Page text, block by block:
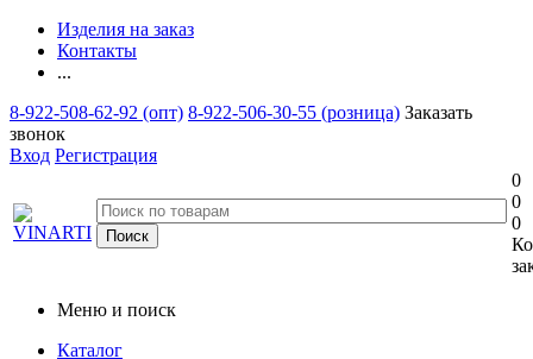
Изделия на заказ
Контакты
...
8-922-508-62-92 (опт) 8-922-506-30-55 (розница) Заказать
звонок
Вход Регистрация
0
0
0
Меню и поиск
Каталог